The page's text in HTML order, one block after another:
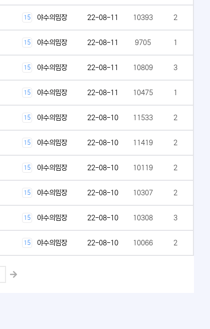
15 야수의밈장 22-08-11 10393 2
15 야수의밈장 22-08-11 9705 1
15 야수의밈장 22-08-11 10809 3
15 야수의밈장 22-08-11 10475 1
15 야수의밈장 22-08-10 11533 2
15 야수의밈장 22-08-10 11419 2
15 야수의밈장 22-08-10 10119 2
15 야수의밈장 22-08-10 10307 2
15 야수의밈장 22-08-10 10308 3
15 야수의밈장 22-08-10 10066 2